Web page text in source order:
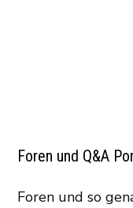
Foren und Q&A
Foren und so